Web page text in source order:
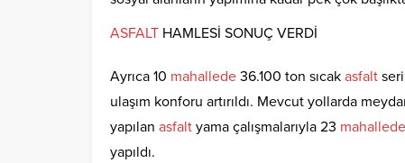
ASFALT HAMLESİ SONUÇ VERDİ
Ayrıca 10 mahallede 36.100 ton sıcak asfalt
ulaşım konforu artırıldı. Mevcut yollarda
yapılan asfalt yama çalışmalarıyla 23 mahallede
yapıldı.